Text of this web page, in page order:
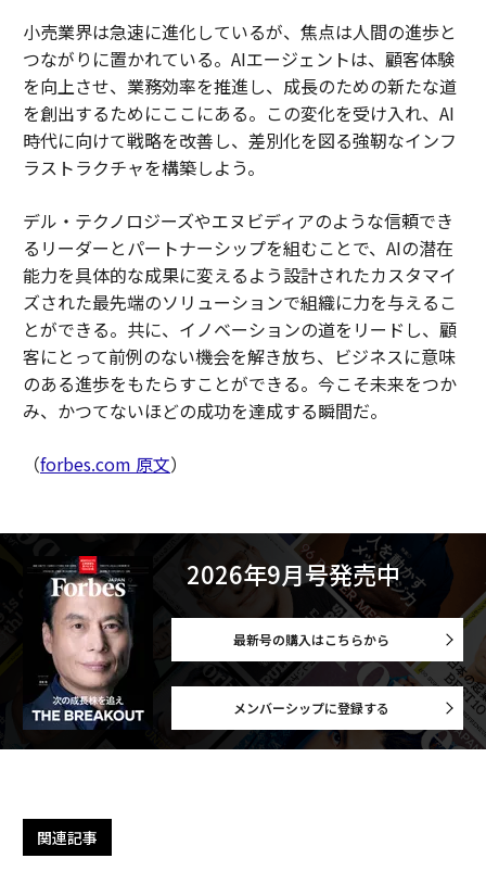
小売業界は急速に進化しているが、焦点は人間の進歩と
つながりに置かれている。AIエージェントは、顧客体験
を向上させ、業務効率を推進し、成長のための新たな道
を創出するためにここにある。この変化を受け入れ、AI
時代に向けて戦略を改善し、差別化を図る強靭なインフ
ラストラクチャを構築しよう。
デル・テクノロジーズやエヌビディアのような信頼でき
るリーダーとパートナーシップを組むことで、AIの潜在
能力を具体的な成果に変えるよう設計されたカスタマイ
ズされた最先端のソリューションで組織に力を与えるこ
とができる。共に、イノベーションの道をリードし、顧
客にとって前例のない機会を解き放ち、ビジネスに意味
のある進歩をもたらすことができる。今こそ未来をつか
み、かつてないほどの成功を達成する瞬間だ。
（forbes.com 原文）
2026年9月号発売中
最新号の購入はこちらから
メンバーシップに登録する
関連記事